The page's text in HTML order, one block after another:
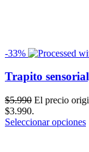
-33%
Trapito
$5.990 El precio
$3.990.
Seleccionar opciones